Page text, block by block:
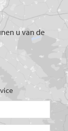
u van de